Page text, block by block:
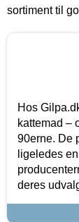
sortiment til
Hos
kattemad –
90erne. De
ligeledes
deres